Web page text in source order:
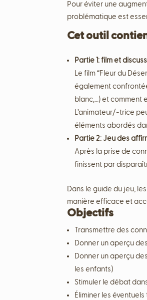
Pour éviter une
problématique est
Cet outil
Partie 1: film et
Le film “Fleur du
également
blanc,…) et comment
L’animateur/-trice
éléments abordés
Partie 2: Jeu des
Après la prise de
finissent par
Dans le guide du jeu,
manière efficace et
Objectifs
Transmettre des
Donner un aperçu
Donner un aperçu
les enfants)
Stimuler le débat
Éliminer les